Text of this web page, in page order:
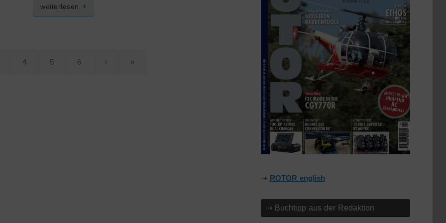
weiterlesen
4 5 6 › »
⇢ ROTOR english
⇢ Buchtipp aus der Redaktion